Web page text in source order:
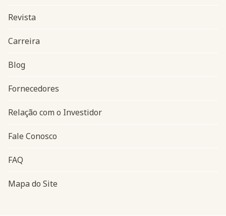
Navegação do rodapé
Revista
Carreira
Blog
Fornecedores
Relação com o Investidor
Fale Conosco
FAQ
Mapa do Site